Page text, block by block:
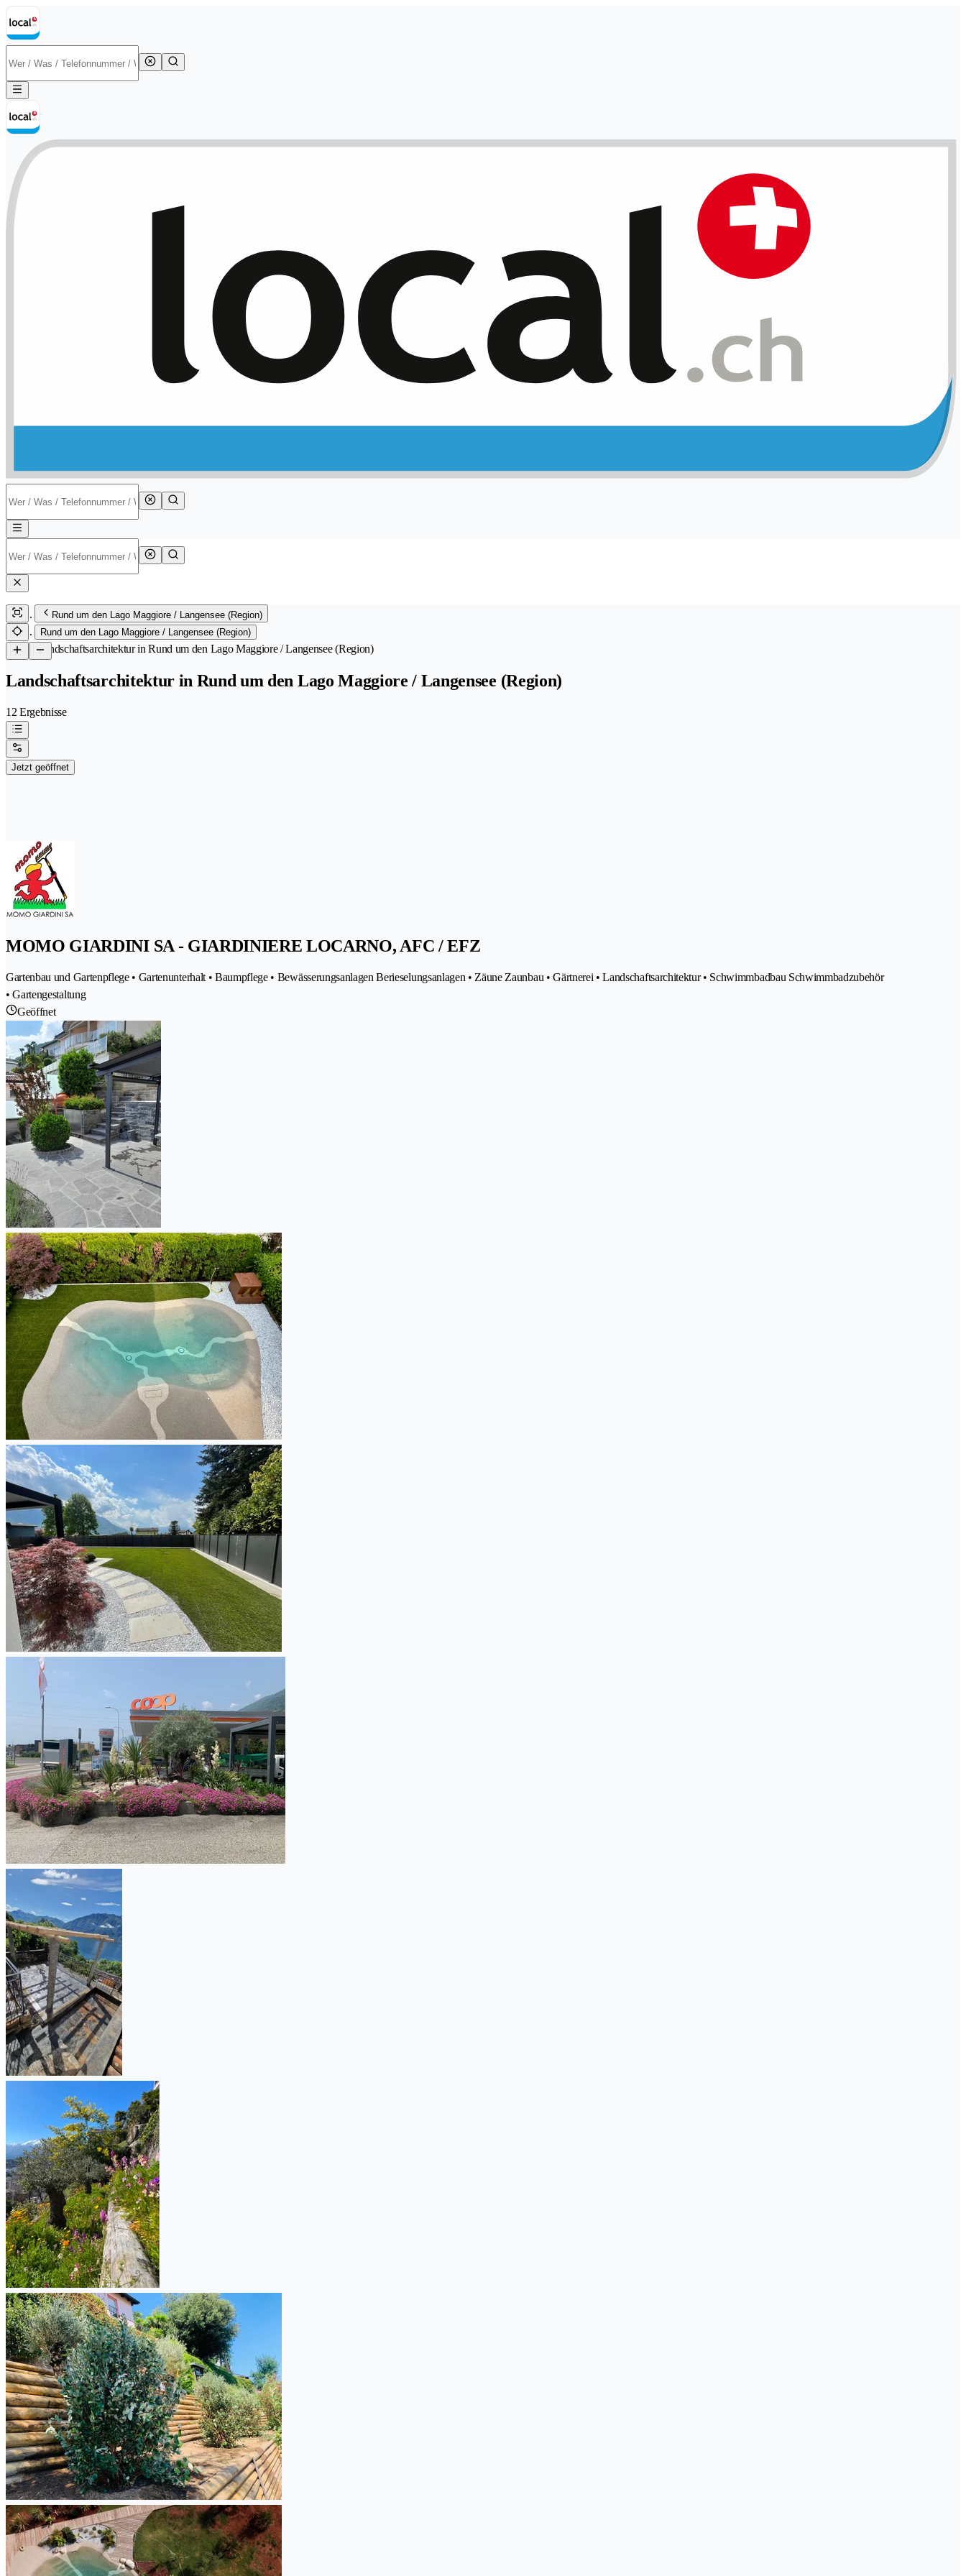
Rund um den Lago Maggiore / Langensee (Region)
Rund um den Lago Maggiore / Langensee (Region)
/Landschaftsarchitektur in Rund um den Lago Maggiore / Langensee (Region)
Landschaftsarchitektur in Rund um den Lago Maggiore / Langensee (Region)
12 Ergebnisse
Jetzt geöffnet
MOMO GIARDINI SA - GIARDINIERE LOCARNO, AFC / EFZ
Gartenbau und Gartenpflege • Gartenunterhalt • Baumpflege • Bewässerungsanlagen Berieselungsanlagen • Zäune Zaunbau • Gärtnerei • Landschaftsarchitektur • Schwimmbadbau Schwimmbadzubehör
• Gartengestaltung
Geöffnet